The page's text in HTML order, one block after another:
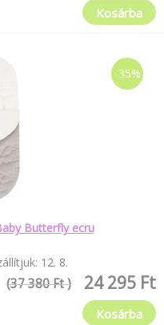
Kosárba
-35%
Butterfly ecru
12. 8.
24 295 Ft
(37 380 Ft )
Kosárba